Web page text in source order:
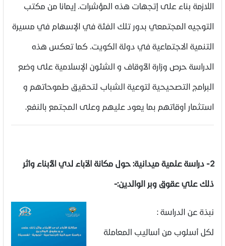
اللازمة بناء على إتجهات هذه المؤشرات. إيمانا من مكتب
التوجيه المجتمعي بدور تلك الفئة في الإسهام في مسيرة
التنمية الاجتماعية في دولة الكويت. كما تعكس هذه
الدراسة حرص وزارة الأوقاف و الشئون الإسلامية على وضع
البرامج التصحيحية لتوعية الشباب لتحقيق طموحاتهم و
استثمار أوقاتهم بما يعود عليهم وعلى المجتمع بالنفع.
2- دراسة علمية ميدانية: حول مكانة الآباء لدي الأبناء واثر
ذلك علي عقوق وبر الوالدين:-
نبذة عن الدراسة :
لكل أسلوب من أساليب المعاملة